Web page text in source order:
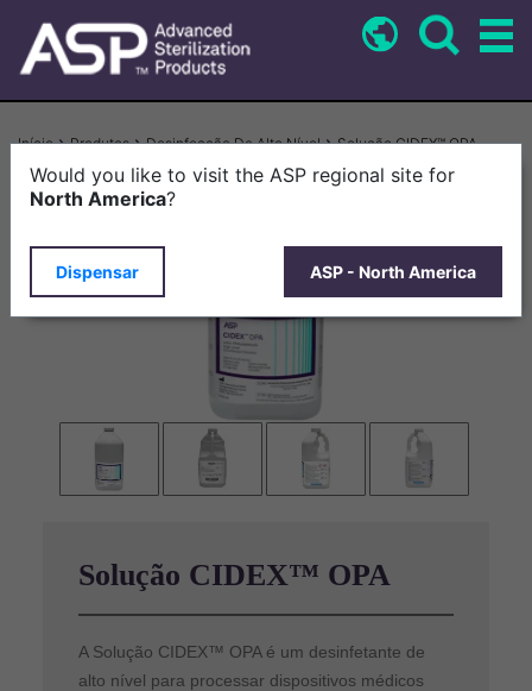
conteúdo
principal
Trilha
de
navegação
Início Produtos Desinfecção De Alto Nível Solução CIDEX™ OPA
Solução CIDEX™ OPA
A Solução CIDEX™ OPA é um desinfetante de
alto nível para processar dispositivos médicos
Would you like to visit the ASP regional site for
North America?
Dispensar ASP - North America